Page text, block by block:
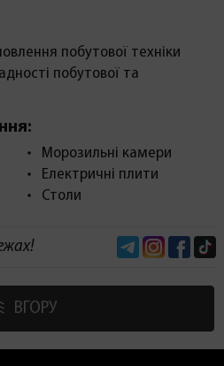
побутової техніки
побутової та
Морозильні камери
Електричні плити
Столи
TelegramInstagram
ВГОРУ